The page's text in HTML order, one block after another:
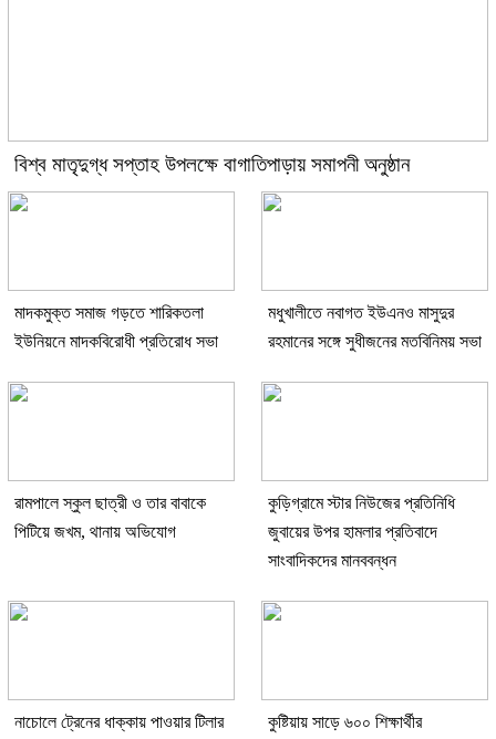
বিশ্ব মাতৃদুগ্ধ সপ্তাহ উপলক্ষে বাগাতিপাড়ায় সমাপনী অনুষ্ঠান
মাদকমুক্ত সমাজ গড়তে শারিকতলা
ইউনিয়নে মাদকবিরোধী প্রতিরোধ সভা
মধুখালীতে নবাগত ইউএনও মাসুদুর
রহমানের সঙ্গে সুধীজনের মতবিনিময় সভা
রামপালে স্কুল ছাত্রী ও তার বাবাকে
পিটিয়ে জখম, থানায় অভিযোগ
কুড়িগ্রামে স্টার নিউজের প্রতিনিধি
জুবায়ের উপর হামলার প্রতিবাদে
সাংবাদিকদের মানববন্ধন
নাচোলে ট্রেনের ধাক্কায় পাওয়ার টিলার
কুষ্টিয়ায় সাড়ে ৬০০ শিক্ষার্থীর